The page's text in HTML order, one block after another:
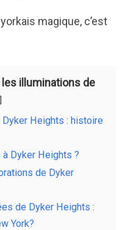
magique, c’est
illuminations de
Heights : histoire
Dyker Heights ?
de Dyker
de Dyker Heights :
York?